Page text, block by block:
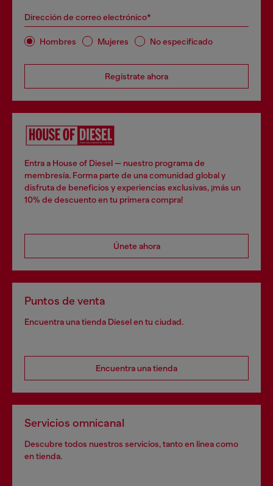
Dirección de correo electrónico*
Hombres Mujeres No especificado
Regístrate ahora
Entra a House of Diesel — nuestro programa de
membresía. Forma parte de una comunidad global y
disfruta de beneficios y experiencias exclusivas, ¡más un
10% de descuento en tu primera compra!
Únete ahora
Puntos de venta
Encuentra una tienda Diesel en tu ciudad.
Encuentra una tienda
Servicios omnicanal
Descubre todos nuestros servicios, tanto en línea como
en tienda.